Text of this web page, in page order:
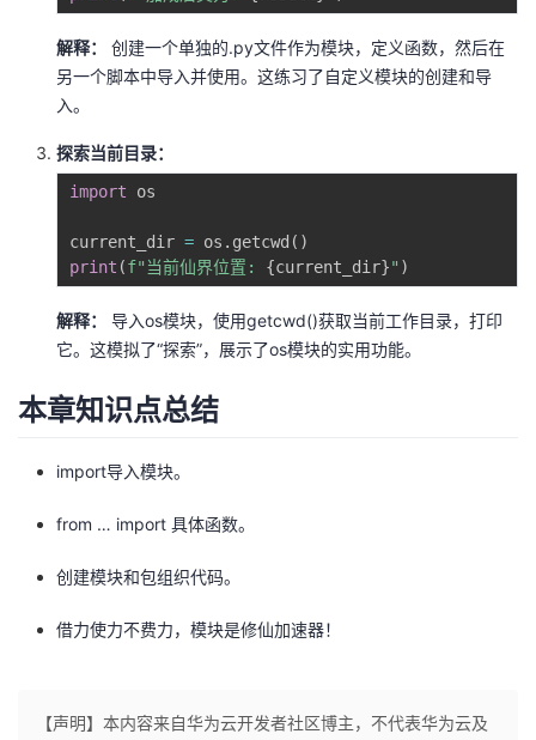
解释：
创建一个单独的.py文件作为模块，定义函数，然后在
另一个脚本中导入并使用。这练习了自定义模块的创建和导
入。
探索当前目录：
import os
current_dir = os . getcwd ( )
print (f"当前仙界位置: {current_dir}" )
解释：
导入os模块，使用getcwd()获取当前工作目录，打印
它。这模拟了“探索”，展示了os模块的实用功能。
本章知识点总结
import导入模块。
from … import 具体函数。
创建模块和包组织代码。
借力使力不费力，模块是修仙加速器！
【声明】本内容来自华为云开发者社区博主，不代表华为云及